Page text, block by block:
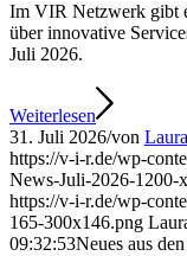
Im VIR Netzwerk gibt
über innovative
Juli 2026.
Weiterlesen
31. Juli 2026/von
https://v-i-r.de/wp-
News-Juli-2026-1200-
https://v-i-r.de/wp-
165-300x146.png
09:32:53Neues aus